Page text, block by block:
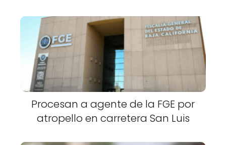
Procesan a agente de la FGE por
atropello en carretera San Luis